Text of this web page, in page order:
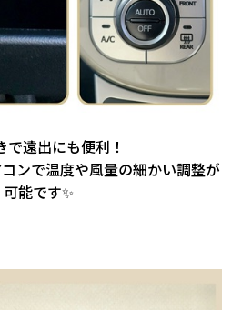
で遠出にも便利！
ンで温度や風量の細かい調整が
可能です✨